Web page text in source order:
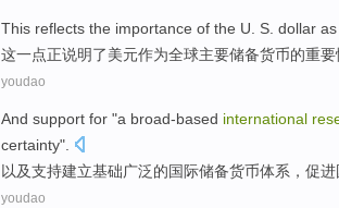
This reflects the importance of the U. S. dollar as
这一点正说明了美元作为全球主要储备货币的重要
youdao
And support for "a broad-based international
certainty".
以及支持建立基础广泛的国际储备货币体系 ，促
youdao